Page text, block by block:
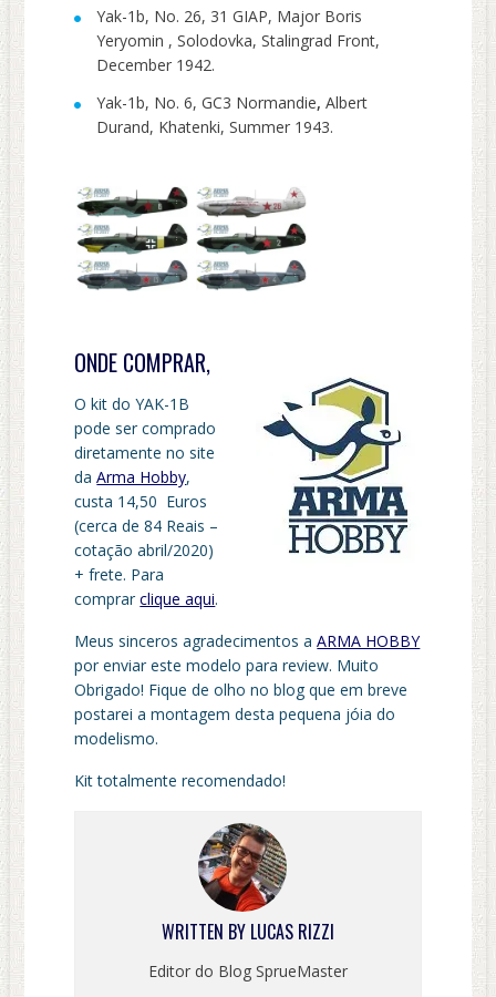
Yak-1b, No. 26, 31 GIAP, Major Boris
Yeryomin , Solodovka, Stalingrad Front,
December 1942.
Yak-1b, No. 6, GC3 Normandie, Albert
Durand, Khatenki, Summer 1943.
ONDE COMPRAR,
O kit do YAK-1B
pode ser comprado
diretamente no site
daArma Hobby,
custa 14,50 Euros
(cerca de 84 Reais –
cotação abril/2020)
+ frete. Para
comprarclique aqui.
Meus sinceros agradecimentos aARMA HOBBY
por enviar este modelo para review. Muito
Obrigado! Fique de olho no blog que em breve
postarei a montagem desta pequena jóia do
modelismo.
Kit totalmente recomendado!
WRITTEN BY LUCAS RIZZI
Editor do Blog SprueMaster